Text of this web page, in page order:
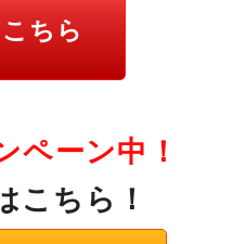
ちら
ペーン中！
こちら！